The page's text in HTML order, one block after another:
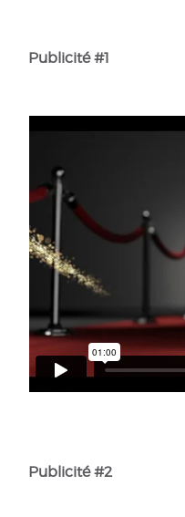
Publicité #1
Publicité #2